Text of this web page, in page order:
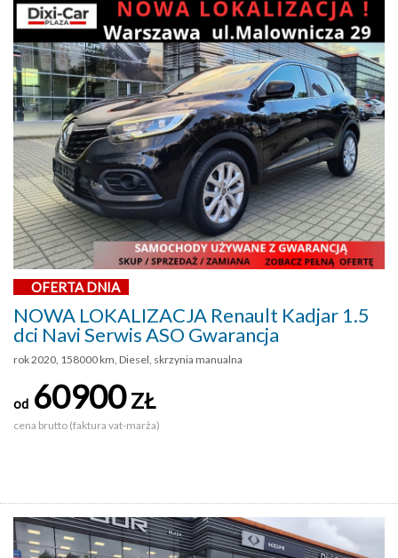
OFERTA DNIA
NOWA LOKALIZACJA Renault Kadjar 1.5
dci Navi Serwis ASO Gwarancja
rok 2020, 158000 km, Diesel, skrzynia manualna
od 60900ZŁ
cena brutto (faktura vat-marża)